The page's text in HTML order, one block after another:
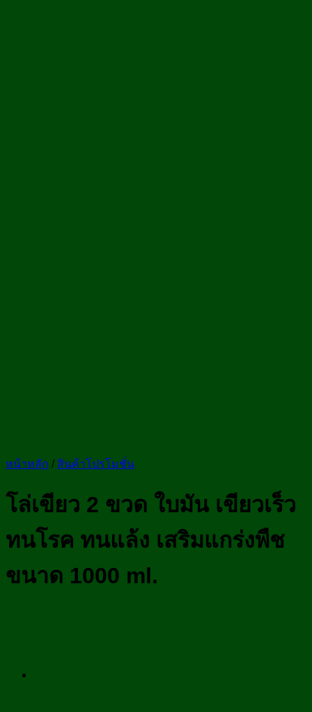
หน้าหลัก / สินค้าโปรโมชั่น
โล่เขียว 2 ขวด ใบมัน เขียวเร็ว
ทนโรค ทนแล้ง เสริมแกร่งพืช
ขนาด 1000 ml.